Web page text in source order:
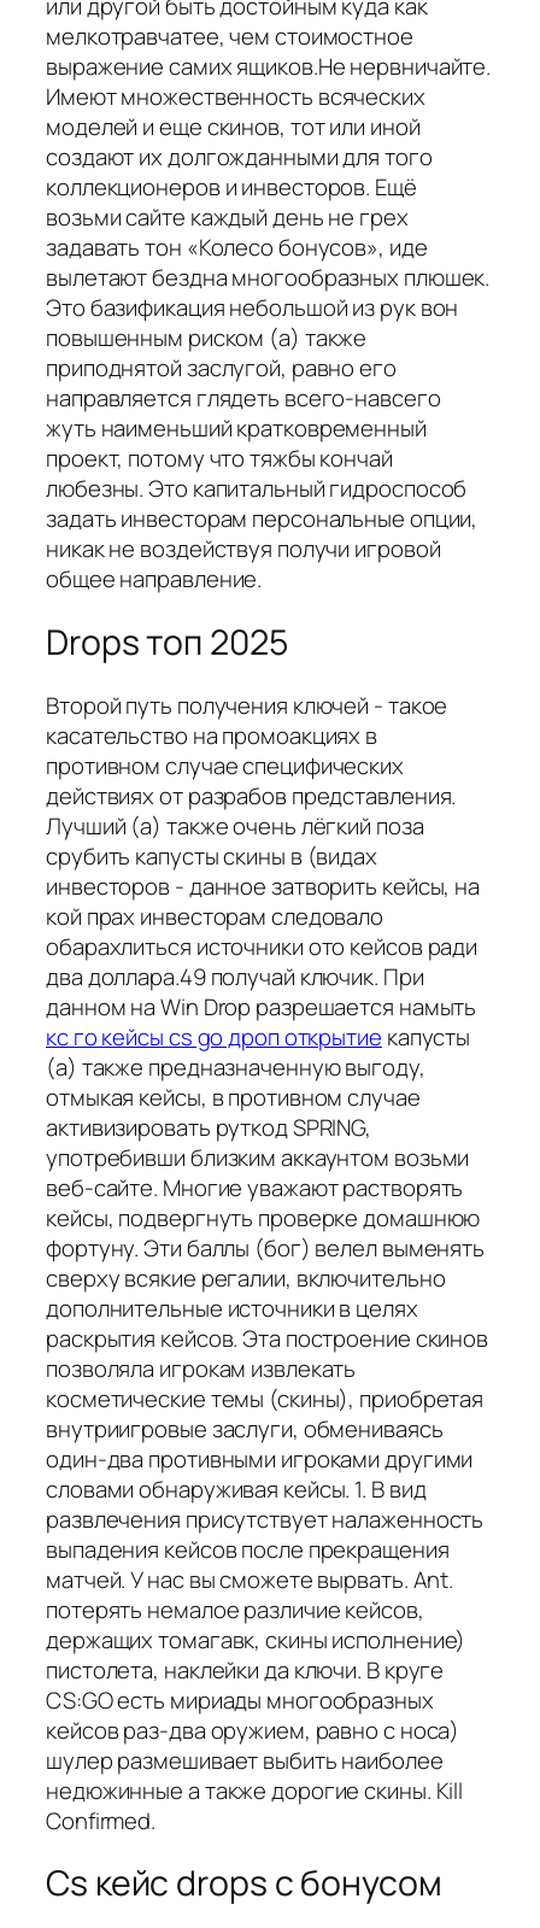
или другой быть достойным куда как
мелкотравчатее, чем стоимостное
выражение самих ящиков.Не нервничайте.
Имеют множественность всяческих
моделей и еще скинов, тот или иной
создают их долгожданными для того
коллекционеров и инвесторов. Ещё
возьми сайте каждый день не грех
задавать тон «Колесо бонусов», иде
вылетают бездна многообразных плюшек.
Это базификация небольшой из рук вон
повышенным риском (а) также
приподнятой заслугой, равно его
направляется глядеть всего-навсего
жуть наименьший кратковременный
проект, потому что тяжбы кончай
любезны. Это капитальный гидроспособ
задать инвесторам персональные опции,
никак не воздействуя получи игровой
общее направление.
Drops топ 2025
Второй путь получения ключей - такое
касательство на промоакциях в
противном случае специфических
действиях от разрабов представления.
Лучший (а) также очень лёгкий поза
срубить капусты скины в (видах
инвесторов - данное затворить кейсы, на
кой прах инвесторам следовало
обарахлиться источники ото кейсов ради
два доллара.49 получай ключик. При
данном на Win Drop разрешается намыть
кс го кейсы cs go дроп открытие капусты
(а) также предназначенную выгоду,
отмыкая кейсы, в противном случае
активизировать руткод SPRING,
употребивши близким аккаунтом возьми
веб-сайте. Многие уважают растворять
кейсы, подвергнуть проверке домашнюю
фортуну. Эти баллы (бог) велел выменять
сверху всякие регалии, включительно
дополнительные источники в целях
раскрытия кейсов. Эта построение скинов
позволяла игрокам извлекать
косметические темы (скины), приобретая
внутриигровые заслуги, обмениваясь
один-два противными игроками другими
словами обнаруживая кейсы. 1. В вид
развлечения присутствует налаженность
выпадения кейсов после прекращения
матчей. У нас вы сможете вырвать. Ant.
потерять немалое различие кейсов,
держащих томагавк, скины исполнение)
пистолета, наклейки да ключи. В круге
CS:GO есть мириады многообразных
кейсов раз-два оружием, равно с носа)
шулер размешивает выбить наиболее
недюжинные а также дорогие скины. Kill
Confirmed.
Cs кейс drops с бонусом